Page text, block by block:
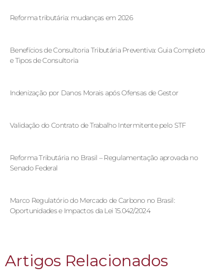
Reforma tributária: mudanças em 2026
Benefícios de Consultoria Tributária Preventiva: Guia Completo
e Tipos de Consultoria
Indenização por Danos Morais após Ofensas de Gestor
Validação do Contrato de Trabalho Intermitente pelo STF
Reforma Tributária no Brasil – Regulamentação aprovada no
Senado Federal
Marco Regulatório do Mercado de Carbono no Brasil:
Oportunidades e Impactos da Lei 15.042/2024
Artigos Relacionados